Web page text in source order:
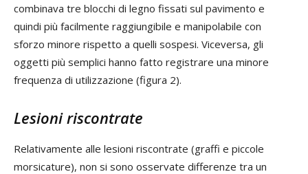
combinava tre blocchi di legno fissati sul pavimento e
quindi più facilmente raggiungibile e manipolabile con
sforzo minore rispetto a quelli sospesi. Viceversa, gli
oggetti più semplici hanno fatto registrare una minore
frequenza di utilizzazione (figura 2).
Lesioni riscontrate
Relativamente alle lesioni riscontrate (graffi e piccole
morsicature), non si sono osservate differenze tra un